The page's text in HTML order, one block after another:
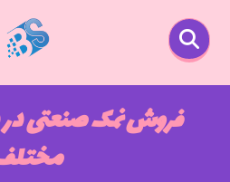
فروش نمک صنعتی در